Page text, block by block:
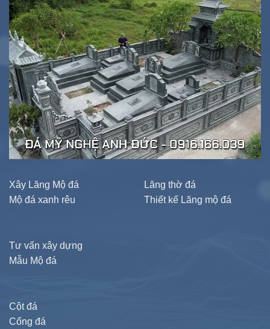
Xây Lăng Mộ đá
Mộ đá xanh rêu
Lăng thờ đá
Thiết kế Lăng mộ đá
Tư vấn xây dựng
Mẫu Mộ đá
Cột đá
Cổng đá